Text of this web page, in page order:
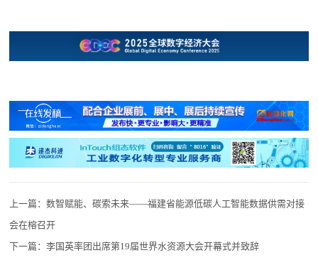
上一篇：数智赋能、碳索未来——福建省能源低碳人工智能数据供需对接
会在榕召开
下一篇：李国英率团出席第19届世界水资源大会开幕式并致辞